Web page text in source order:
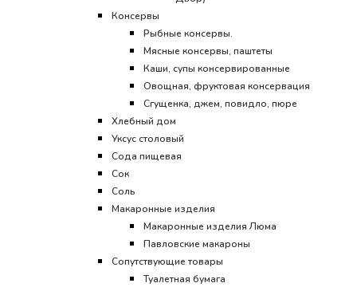
Консервы
Рыбные консервы.
Мясные консервы, паштеты
Каши, супы консервированные
Овощная, фруктовая консервация
Сгущенка, джем, повидло, пюре
Хлебный дом
Уксус столовый
Сода пищевая
Сок
Соль
Макаронные изделия
Макаронные изделия Люма
Павловские макароны
Сопутствующие товары
Туалетная бумага